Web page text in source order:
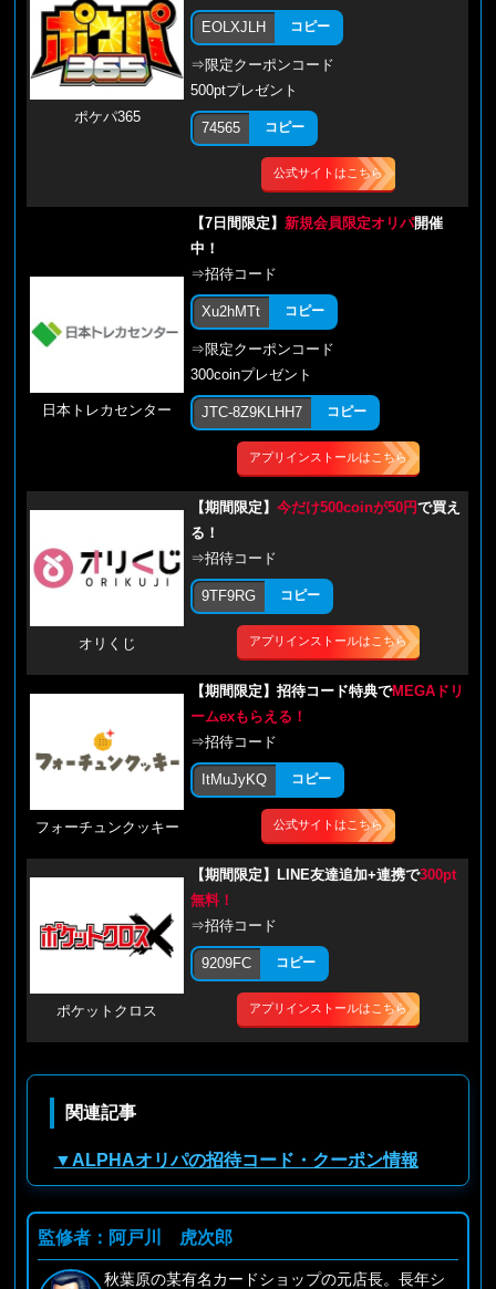
ポケパ365
EOLXJLH コピー
⇒限定クーポンコード
500ptプレゼント
74565 コピー
公式サイトはこちら
日本トレカセンター
【7日間限定】新規会員限定オリパ開催
中！
⇒招待コード
Xu2hMTt コピー
⇒限定クーポンコード
300coinプレゼント
JTC-8Z9KLHH7 コピー
アプリインストールはこちら
オリくじ
【期間限定】今だけ500coinが50円で買え
る！
⇒招待コード
9TF9RG コピー
アプリインストールはこちら
フォーチュンクッキー
【期間限定】招待コード特典でMEGAドリ
ームexもらえる！
⇒招待コード
ItMuJyKQ コピー
公式サイトはこちら
ポケットクロス
【期間限定】LINE友達追加+連携で300pt
無料！
⇒招待コード
9209FC コピー
アプリインストールはこちら
関連記事
▼ALPHAオリパの招待コード・クーポン情報
監修者：阿戸川 虎次郎
秋葉原の某有名カードショップの元店長。長年シ